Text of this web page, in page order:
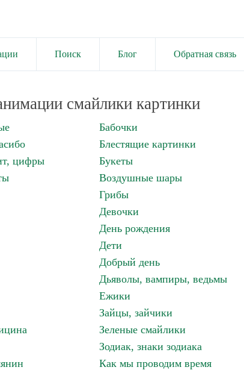
Поиск Блог Обратная связь
смайлики картинки
Бабочки
Блестящие картинки
цифры
Букеты
Воздушные шары
Грибы
Девочки
День рождения
Дети
Добрый день
Дьяволы, вампиры, ведьмы
Ежики
Зайцы, зайчики
Зеленые смайлики
Зодиак, знаки зодиака
Как мы проводим время